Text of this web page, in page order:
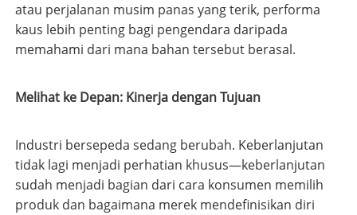
atau perjalanan musim panas yang terik, performa
kaus lebih penting bagi pengendara daripada
memahami dari mana bahan tersebut berasal.
Melihat ke Depan: Kinerja dengan Tujuan
Industri bersepeda sedang berubah. Keberlanjutan
tidak lagi menjadi perhatian khusus—keberlanjutan
sudah menjadi bagian dari cara konsumen memilih
produk dan bagaimana merek mendefinisikan diri